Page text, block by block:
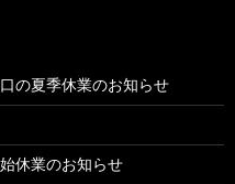
の夏季休業のお知らせ
休業のお知らせ